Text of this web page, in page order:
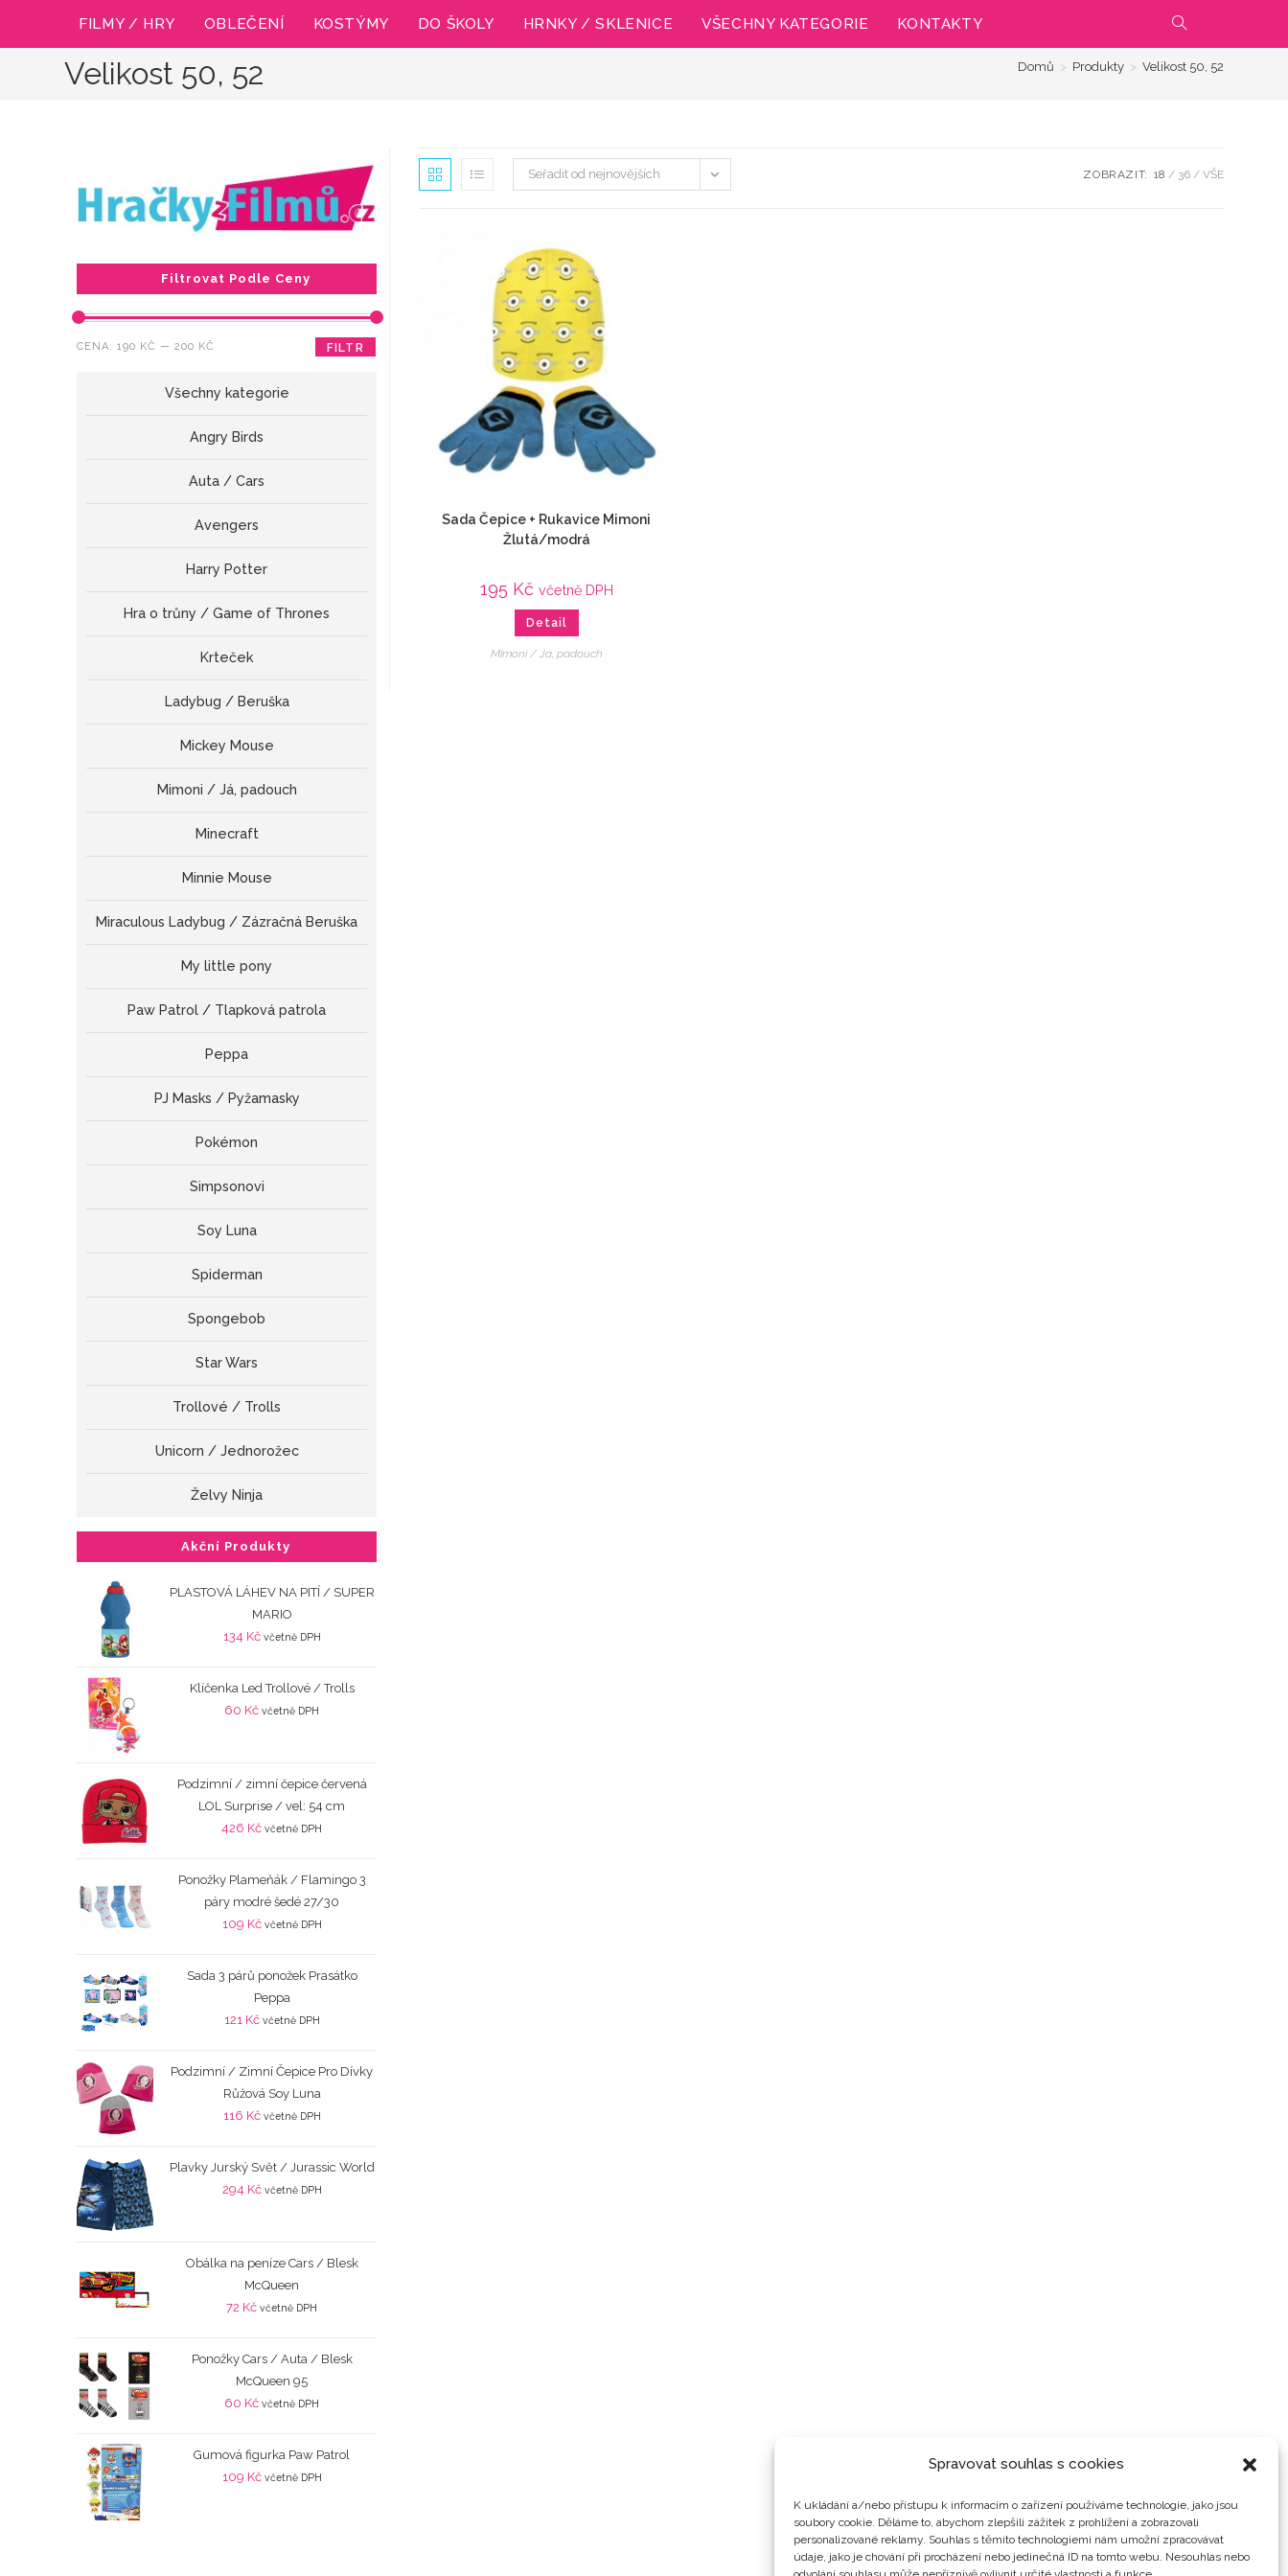
Spravovat souhlas s cookies
K ukládání a/nebo přístupu k informacím o zařízení používáme technologie, jako jsou
soubory cookie. Děláme to, abychom zlepšili zážitek z prohlížení a zobrazovali
personalizované reklamy. Souhlas s těmito technologiemi nám umožní zpracovávat
údaje, jako je chování při procházení nebo jedinečná ID na tomto webu. Nesouhlas nebo
FILMY / HRY OBLEČENÍ KOSTÝMY DO ŠKOLY HRNKY / SKLENICE VŠECHNY KATEGORIE KONTAKTY PŘEPNOUT
VYHLEDÁVÁNÍ
WEBU
Velikost 50, 52 Domů > Produkty > Velikost 50, 52
Seřadit od nejnovějších ZOBRAZIT: 18 36 VŠE
Sada Čepice + Rukavice Mimoni
Žlutá/modrá
195 Kč včetně DPH
Detail
Mimoni / Já, padouch
Filtrovat Podle Ceny
Minimální
Maximální
FILTR
CENA:190 KČ —200 KČ
Všechny kategorie
Angry Birds
Auta / Cars
Avengers
Harry Potter
Hra o trůny / Game of Thrones
Krteček
Ladybug / Beruška
Mickey Mouse
Mimoni / Já, padouch
Minecraft
Minnie Mouse
Miraculous Ladybug / Zázračná Beruška
My little pony
Paw Patrol / Tlapková patrola
Peppa
PJ Masks / Pyžamasky
Pokémon
Simpsonovi
Soy Luna
Spiderman
Spongebob
Star Wars
Trollové / Trolls
Unicorn / Jednorožec
Želvy Ninja
Akční Produkty
PLASTOVÁ LÁHEV NA PITÍ / SUPER
MARIO
134 Kč včetně DPH
Klíčenka Led Trollové / Trolls
60 Kč včetně DPH
Podzimní / zimní čepice červená
LOL Surprise / vel: 54 cm
426 Kč včetně DPH
Ponožky Plameňák / Flamingo 3
páry modré šedé 27/30
109 Kč včetně DPH
Sada 3 párů ponožek Prasátko
Peppa
121 Kč včetně DPH
Podzimní / Zimní Čepice Pro Dívky
Růžová Soy Luna
116 Kč včetně DPH
Plavky Jurský Svět / Jurassic World
294 Kč včetně DPH
Obálka na peníze Cars / Blesk
McQueen
72 Kč včetně DPH
Ponožky Cars / Auta / Blesk
McQueen 95
60 Kč včetně DPH
Gumová figurka Paw Patrol
109 Kč včetně DPH